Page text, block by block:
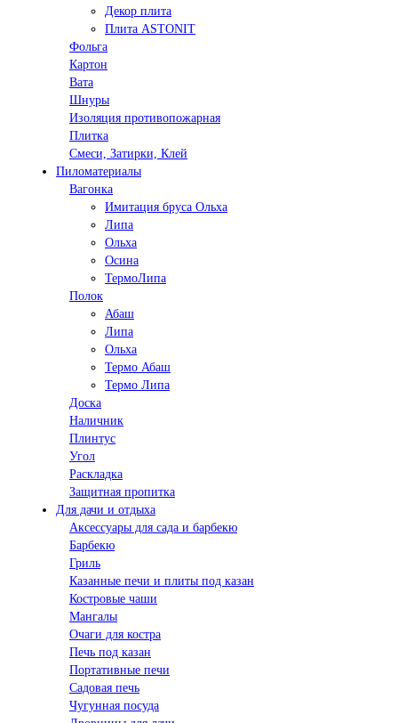
Декор плита
Плита ASTONIT
Фольга
Картон
Вата
Шнуры
Изоляция противопожарная
Плитка
Смеси, Затирки, Клей
Пиломатериалы
Вагонка
Имитация бруса Ольха
Липа
Ольха
Осина
ТермоЛипа
Полок
Абаш
Липа
Ольха
Термо Абаш
Термо Липа
Доска
Наличник
Плинтус
Угол
Раскладка
Защитная пропитка
Для дачи и отдыха
Аксессуары для сада и барбекю
Барбекю
Гриль
Казанные печи и плиты под казан
Костровые чаши
Мангалы
Очаги для костра
Печь под казан
Портативные печи
Садовая печь
Чугунная посуда